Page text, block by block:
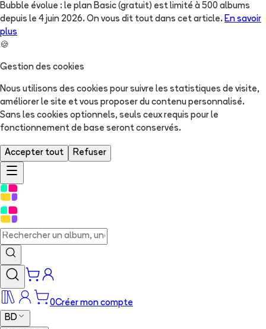
Bubble évolue : le plan Basic (gratuit) est limité à 500 albums
depuis le 4 juin 2026. On vous dit tout dans cet article. En savoir
plus
🍪
Gestion des cookies
Nous utilisons des cookies pour suivre les statistiques de visite,
améliorer le site et vous proposer du contenu personnalisé.
Sans les cookies optionnels, seuls ceux requis pour le
fonctionnement de base seront conservés.
Accepter tout Refuser
0Créer mon compte
BD